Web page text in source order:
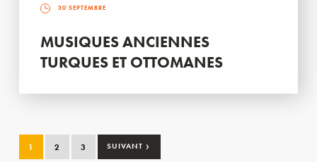
30 SEPTEMBRE
MUSIQUES ANCIENNES
TURQUES ET OTTOMANES
1 2 3 SUIVANT ›